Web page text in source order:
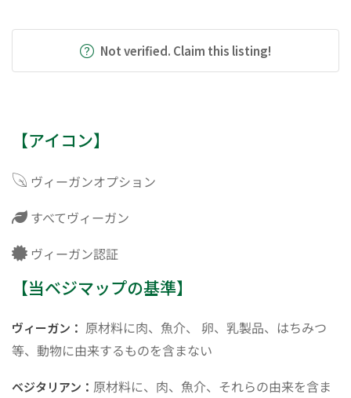
Not verified. Claim this listing!
【アイコン】
ヴィーガンオプション
すべてヴィーガン
ヴィーガン認証
【当ベジマップの基準】
ヴィーガン： 原材料に肉、魚介、 卵、乳製品、はちみつ
等、動物に由来するものを含まない
ベジタリアン： 原材料に、肉、魚介、それらの由来を含ま